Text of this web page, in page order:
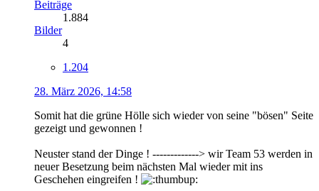
Beiträge
1.884
Bilder
4
1.204
28. März 2026, 14:58
Somit hat die grüne Hölle sich wieder von seine "bösen" Seite
gezeigt und gewonnen !
Neuster stand der Dinge ! -------------> wir Team 53 werden in
neuer Besetzung beim nächsten Mal wieder mit ins
Geschehen eingreifen !